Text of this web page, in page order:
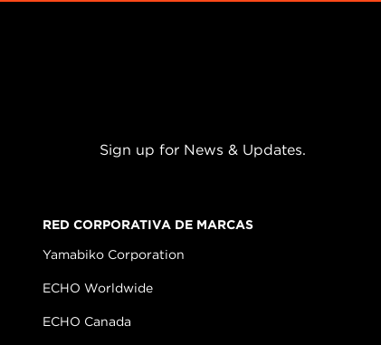
Sign up for News & Updates.
RED CORPORATIVA DE MARCAS
Yamabiko Corporation
ECHO Worldwide
ECHO Canada